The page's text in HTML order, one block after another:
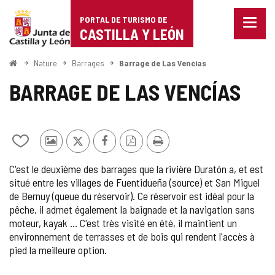
Portal
de
Turismo
de
Castilla
León
PORTAL DE TURISMO DE
CASTILLA Y LEÓN
Menu
<
Nature Barrages Barrage de Las Vencías
BARRAGE DE LAS VENCÍAS
Ajouter/retirer
contenu
de
cahiers
Photos
touristes
X FacebookVersionImprimer
C'est le deuxième des barrages que la rivière Duratón a, et est
situé entre les villages de Fuentidueña (source) et San Miguel
de Bernuy (queue du réservoir). Ce réservoir est idéal pour la
pêche, il admet également la baignade et la navigation sans
moteur, kayak ... C'est très visité en été, il maintient un
environnement de terrasses et de bois qui rendent l'accès à
pied la meilleure option.